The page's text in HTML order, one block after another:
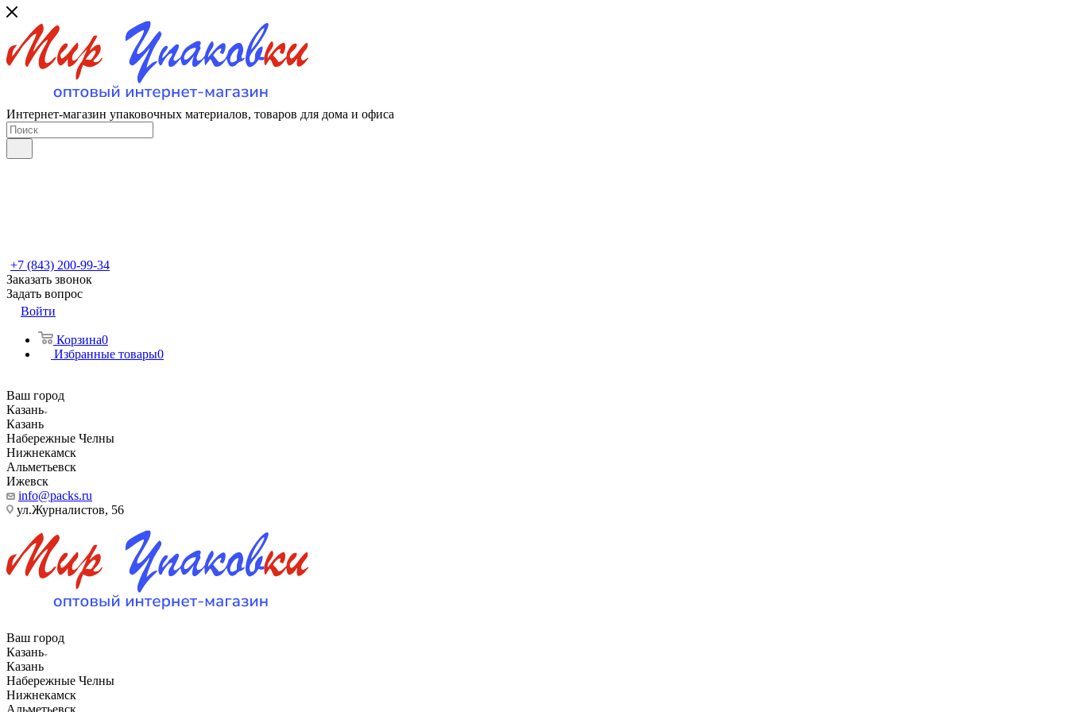
Интернет-магазин упаковочных материалов, товаров для дома и офиса
+7 (843) 200-99-34
Заказать звонок
Задать вопрос
Войти
Корзина0
Избранные товары0
Ваш город
Казань
Казань
Набережные Челны
Нижнекамск
Альметьевск
Ижевск
info@packs.ru
ул.Журналистов, 56
Ваш город
Казань
Казань
Набережные Челны
Нижнекамск
Альметьевск